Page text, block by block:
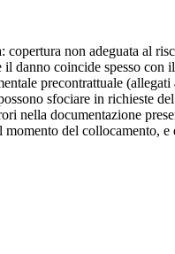
non adeguata al
danno coincide spesso
precontrattuale (allegati
sfociare in richieste
nella documentazione
del collocamento, e